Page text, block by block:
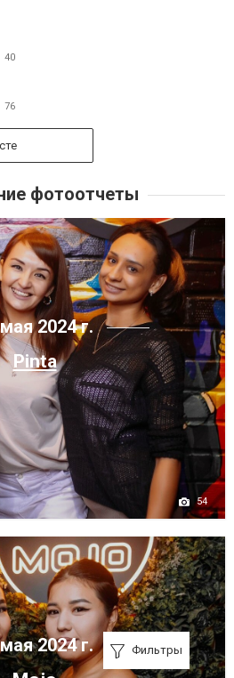
40
76
фотоотчеты
2024 г.
Pinta
54
2024 г.
Фильтры